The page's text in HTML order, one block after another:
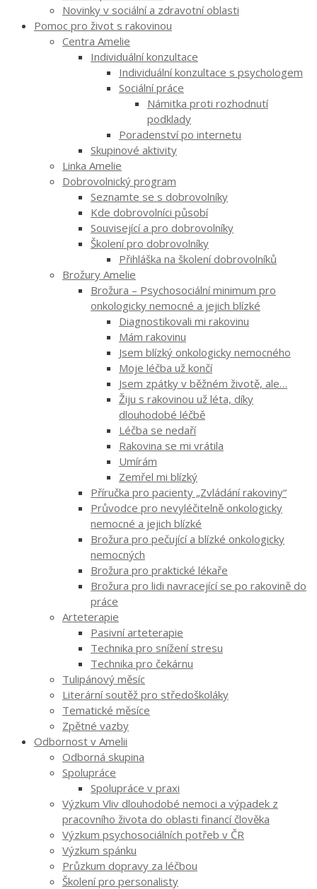
Novinky v sociální a zdravotní oblasti
Pomoc pro život s rakovinou
Centra Amelie
Individuální konzultace
Individuální konzultace s psychologem
Sociální práce
Námitka proti rozhodnutí
podklady
Poradenství po internetu
Skupinové aktivity
Linka Amelie
Dobrovolnický program
Seznamte se s dobrovolníky
Kde dobrovolníci působí
Související a pro dobrovolníky
Školení pro dobrovolníky
Přihláška na školení dobrovolníků
Brožury Amelie
Brožura – Psychosociální minimum pro
onkologicky nemocné a jejich blízké
Diagnostikovali mi rakovinu
Mám rakovinu
Jsem blízký onkologicky nemocného
Moje léčba už končí
Jsem zpátky v běžném životě, ale…
Žiju s rakovinou už léta, díky
dlouhodobé léčbě
Léčba se nedaří
Rakovina se mi vrátila
Umírám
Zemřel mi blízký
Příručka pro pacienty „Zvládání rakoviny“
Průvodce pro nevyléčitelně onkologicky
nemocné a jejich blízké
Brožura pro pečující a blízké onkologicky
nemocných
Brožura pro praktické lékaře
Brožura pro lidi navracející se po rakovině do
práce
Arteterapie
Pasivní arteterapie
Technika pro snížení stresu
Technika pro čekárnu
Tulipánový měsíc
Literární soutěž pro středoškoláky
Tematické měsíce
Zpětné vazby
Odbornost v Amelii
Odborná skupina
Spolupráce
Spolupráce v praxi
Výzkum Vliv dlouhodobé nemoci a výpadek z
pracovního života do oblasti financí člověka
Výzkum psychosociálních potřeb v ČR
Výzkum spánku
Průzkum dopravy za léčbou
Školení pro personalisty